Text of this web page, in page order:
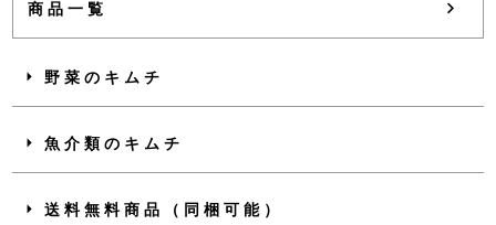
商品一覧
野菜のキムチ
魚介類のキムチ
送料無料商品（同梱可能）